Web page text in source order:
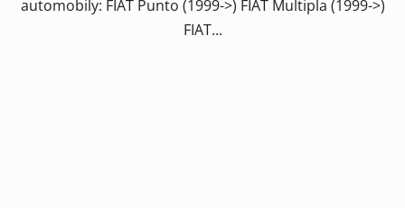
automobily: FIAT Punto (1999->) FIAT Multipla (1999->)
FIAT...